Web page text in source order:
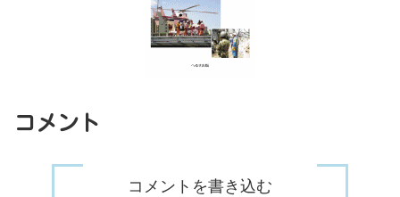
コメント
コメントを書き込む